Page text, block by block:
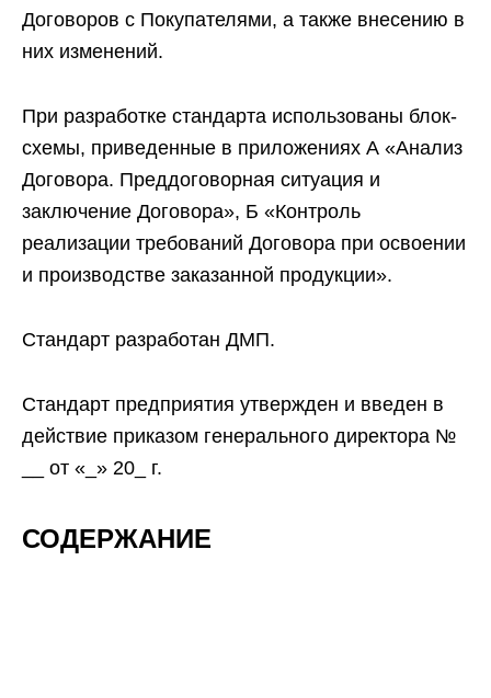
Договоров с Покупателями, а также внесению в
них изменений.
При разработке стандарта использованы блок-
схемы, приведенные в приложениях А «Анализ
Договора. Преддоговорная ситуация и
заключение Договора», Б «Контроль
реализации требований Договора при освоении
и производстве заказанной продукции».
Стандарт разработан ДМП.
Стандарт предприятия утвержден и введен в
действие приказом генерального директора №
__ от «_» 20_ г.
СОДЕРЖАНИЕ